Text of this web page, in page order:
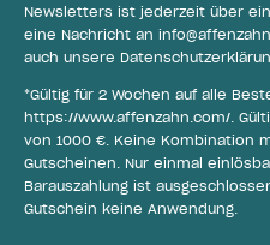
Newsletters ist jederzeit über
eine Nachricht an
auch unsere
*Gültig für 2 Wochen auf alle
https://www.affenzahn.com/.
von 1000 €. Keine Kombination
Gutscheinen. Nur einmal
Barauszahlung ist
Gutschein keine Anwendung.